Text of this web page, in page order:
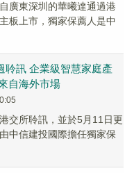
廣東深圳的華曦達通過港
板上市，獨家保薦人是中
聆訊 企業級智慧家庭產
自海外市場
交所聆訊，並於5月11日更
中信建投國際擔任獨家保